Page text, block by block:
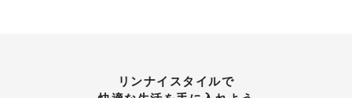
リンナイスタイルで